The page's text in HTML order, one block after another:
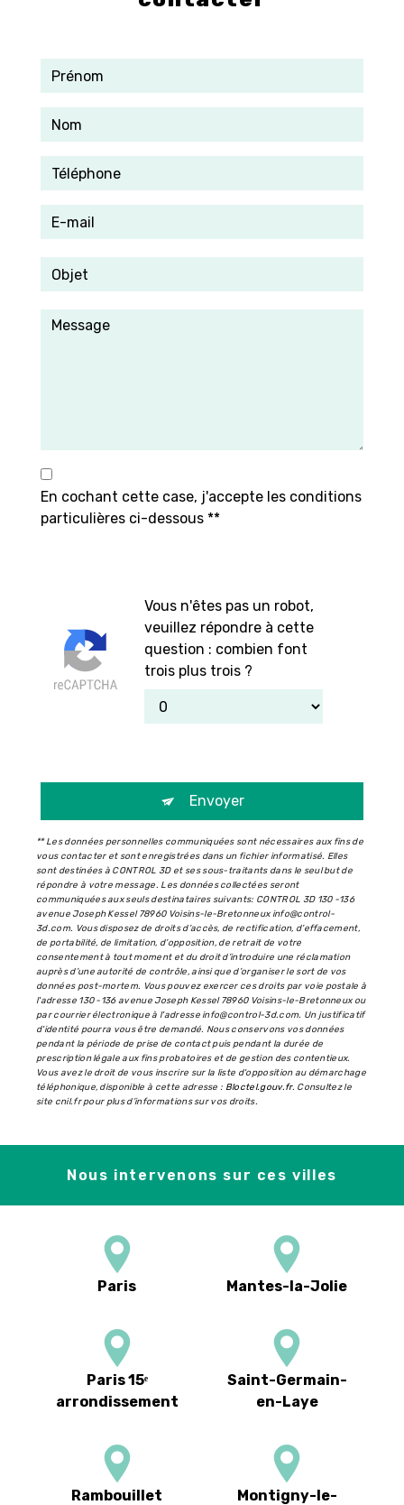
En cochant cette case, j'accepte les conditions
particulières ci-dessous **
Vous n'êtes pas un robot,
veuillez répondre à cette
question : combien font
trois plus trois ?
Envoyer
** Les données personnelles communiquées sont nécessaires aux fins de
vous contacter et sont enregistrées dans un fichier informatisé. Elles
sont destinées à CONTROL 3D et ses sous-traitants dans le seul but de
répondre à votre message. Les données collectées seront
communiquées aux seuls destinataires suivants: CONTROL 3D 130 -136
avenue Joseph Kessel 78960 Voisins-le-Bretonneux info@control-
3d.com. Vous disposez de droits d’accès, de rectification, d’effacement,
de portabilité, de limitation, d’opposition, de retrait de votre
consentement à tout moment et du droit d’introduire une réclamation
auprès d’une autorité de contrôle, ainsi que d’organiser le sort de vos
données post-mortem. Vous pouvez exercer ces droits par voie postale à
l'adresse 130 -136 avenue Joseph Kessel 78960 Voisins-le-Bretonneux ou
par courrier électronique à l'adresse info@control-3d.com. Un justificatif
d'identité pourra vous être demandé. Nous conservons vos données
pendant la période de prise de contact puis pendant la durée de
prescription légale aux fins probatoires et de gestion des contentieux.
Vous avez le droit de vous inscrire sur la liste d'opposition au démarchage
téléphonique, disponible à cette adresse : Bloctel.gouv.fr. Consultez le
site cnil.fr pour plus d’informations sur vos droits.
Nous intervenons sur ces villes
Paris Mantes-la-Jolie
Paris 15ᵉ
arrondissement
Saint-Germain-
en-Laye
Rambouillet
Montigny-le-